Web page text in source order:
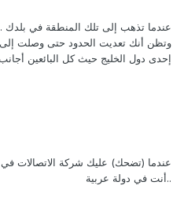
عندما تذهب إلى تلك المنطقة في بلدك
وتظن أنك تعديت الحدود حتى وصلت
إحدى دول الخليج حيث كل البائعين أجانب
عندما (تضحك) عليك شركة الاتصالات
..أنت في دولة عربية